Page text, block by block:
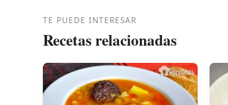
TE PUEDE INTERESAR
Recetas relacionadas